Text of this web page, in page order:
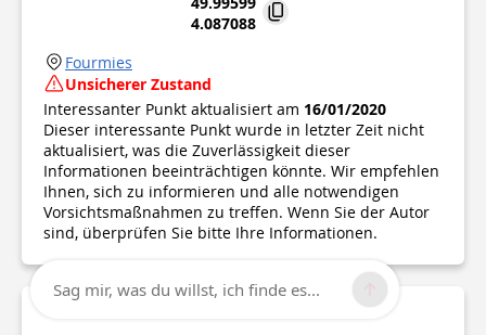
4.087088
Fourmies
Unsicherer Zustand
Interessanter Punkt aktualisiert am 16/01/2020
Dieser interessante Punkt wurde in letzter Zeit nicht
aktualisiert, was die Zuverlässigkeit dieser
Informationen beeinträchtigen könnte. Wir empfehlen
Ihnen, sich zu informieren und alle notwendigen
Vorsichtsmaßnahmen zu treffen. Wenn Sie der Autor
sind, überprüfen Sie bitte Ihre Informationen.
Sag mir, was du willst, ich finde es...